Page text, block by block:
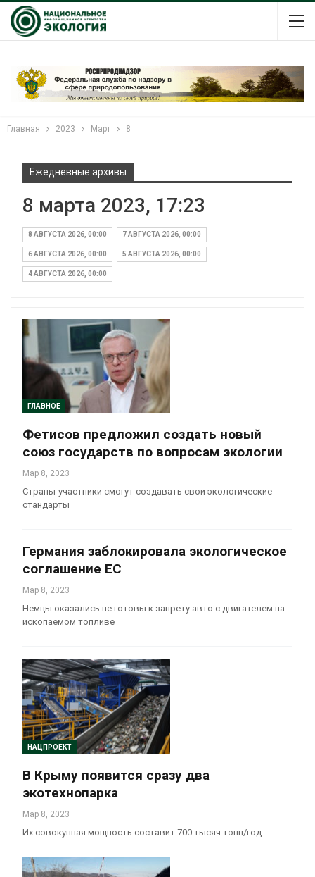
Главная 2023 Март 8
Ежедневные архивы
8 марта 2023, 17:23
8 АВГУСТА 2026, 00:00 7 АВГУСТА 2026, 00:00
6 АВГУСТА 2026, 00:00 5 АВГУСТА 2026, 00:00
4 АВГУСТА 2026, 00:00
ГЛАВНОЕ
Фетисов предложил создать новый
союз государств по вопросам экологии
Мар 8, 2023
Страны-участники смогут создавать свои экологические
стандарты
Германия заблокировала экологическое
соглашение ЕС
Мар 8, 2023
Немцы оказались не готовы к запрету авто с двигателем на
ископаемом топливе
НАЦПРОЕКТ
В Крыму появится сразу два
экотехнопарка
Мар 8, 2023
Их совокупная мощность составит 700 тысяч тонн/год